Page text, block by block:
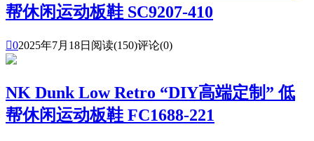
帮休闲运动板鞋 SC9207-410
02025年7月18日 阅读(150)评论(0)
NK Dunk Low Retro “DIY高端定制” 低
帮休闲运动板鞋 FC1688-221